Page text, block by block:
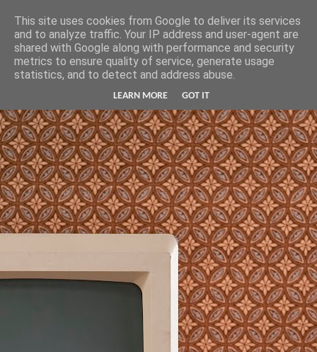
This site uses cookies from Google to deliver its services
and to analyze traffic. Your IP address and user-agent are
shared with Google along with performance and security
metrics to ensure quality of service, generate usage
statistics, and to detect and address abuse.
LEARN MORE GOT IT
Hunter Jerusalem Journal